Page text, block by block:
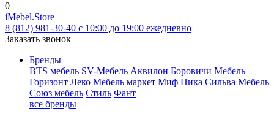
0
iMebel.Store
8 (812) 981-30-40 c 10:00 до 19:00 ежедневно
Заказать звонок
Бренды
BTS мебель SV-Мебель Аквилон Боровичи Мебель
Горизонт Леко Мебель маркет Миф Ника Сильва Мебель
Союз мебель Стиль Фант
все бренды